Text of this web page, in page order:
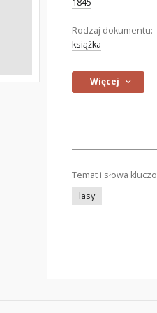
1845
Rodzaj dokumentu:
książka
Więcej
Temat i słowa
lasy